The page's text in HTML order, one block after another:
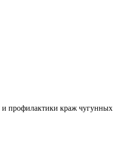
профилактики краж чугунных